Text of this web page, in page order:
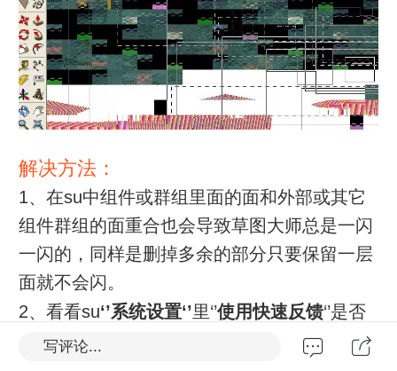
解决方法：
1、在su中组件或群组里面的面和外部或其它
组件群组的面重合也会导致草图大师总是一闪
一闪的，同样是删掉多余的部分只要保留一层
面就不会闪。
2、看看su‘’系统设置‘’里‘’使用快速反馈‘’是否
开启，版本较老的叫
是否开启，关
写评论...